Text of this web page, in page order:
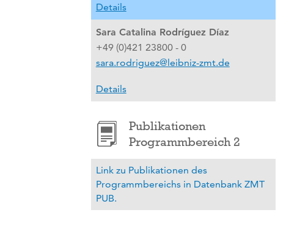
Details
Sara Catalina Rodríguez Díaz
+49 (0)421 23800 - 0
sara.rodriguez@leibniz-zmt.de
Details
Publikationen
Programmbereich 2
Link zu Publikationen des
Programmbereichs in Datenbank ZMT
PUB.